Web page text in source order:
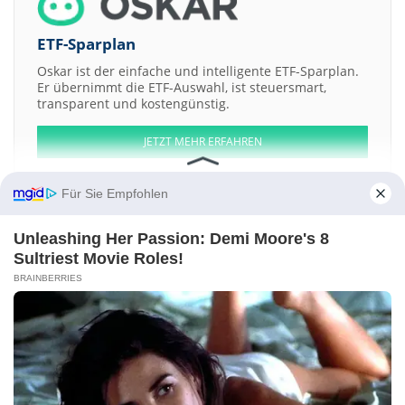
ETF-Sparplan
Oskar ist der einfache und intelligente ETF-Sparplan.
Er übernimmt die ETF-Auswahl, ist steuersmart,
transparent und kostengünstig.
JETZT MEHR ERFAHREN
Aktien ATX DAX EuroStoxx 50 Dow Jones NASDAQ 100 Nikkei 225
S&P 500
Weitere Aktien:
Reed Resources LBi International Hanmi Pharm Global Enterprises
Group Trius Therapeutics
-Impressum Werbung-Barrierefreiheit
Sitemap
Datenschutz Disclaimer- AGB-Privatsphäre-Einstellungen
Für Sie Empfohlen
Unleashing Her Passion: Demi Moore's 8
Sultriest Movie Roles!
BRAINBERRIES